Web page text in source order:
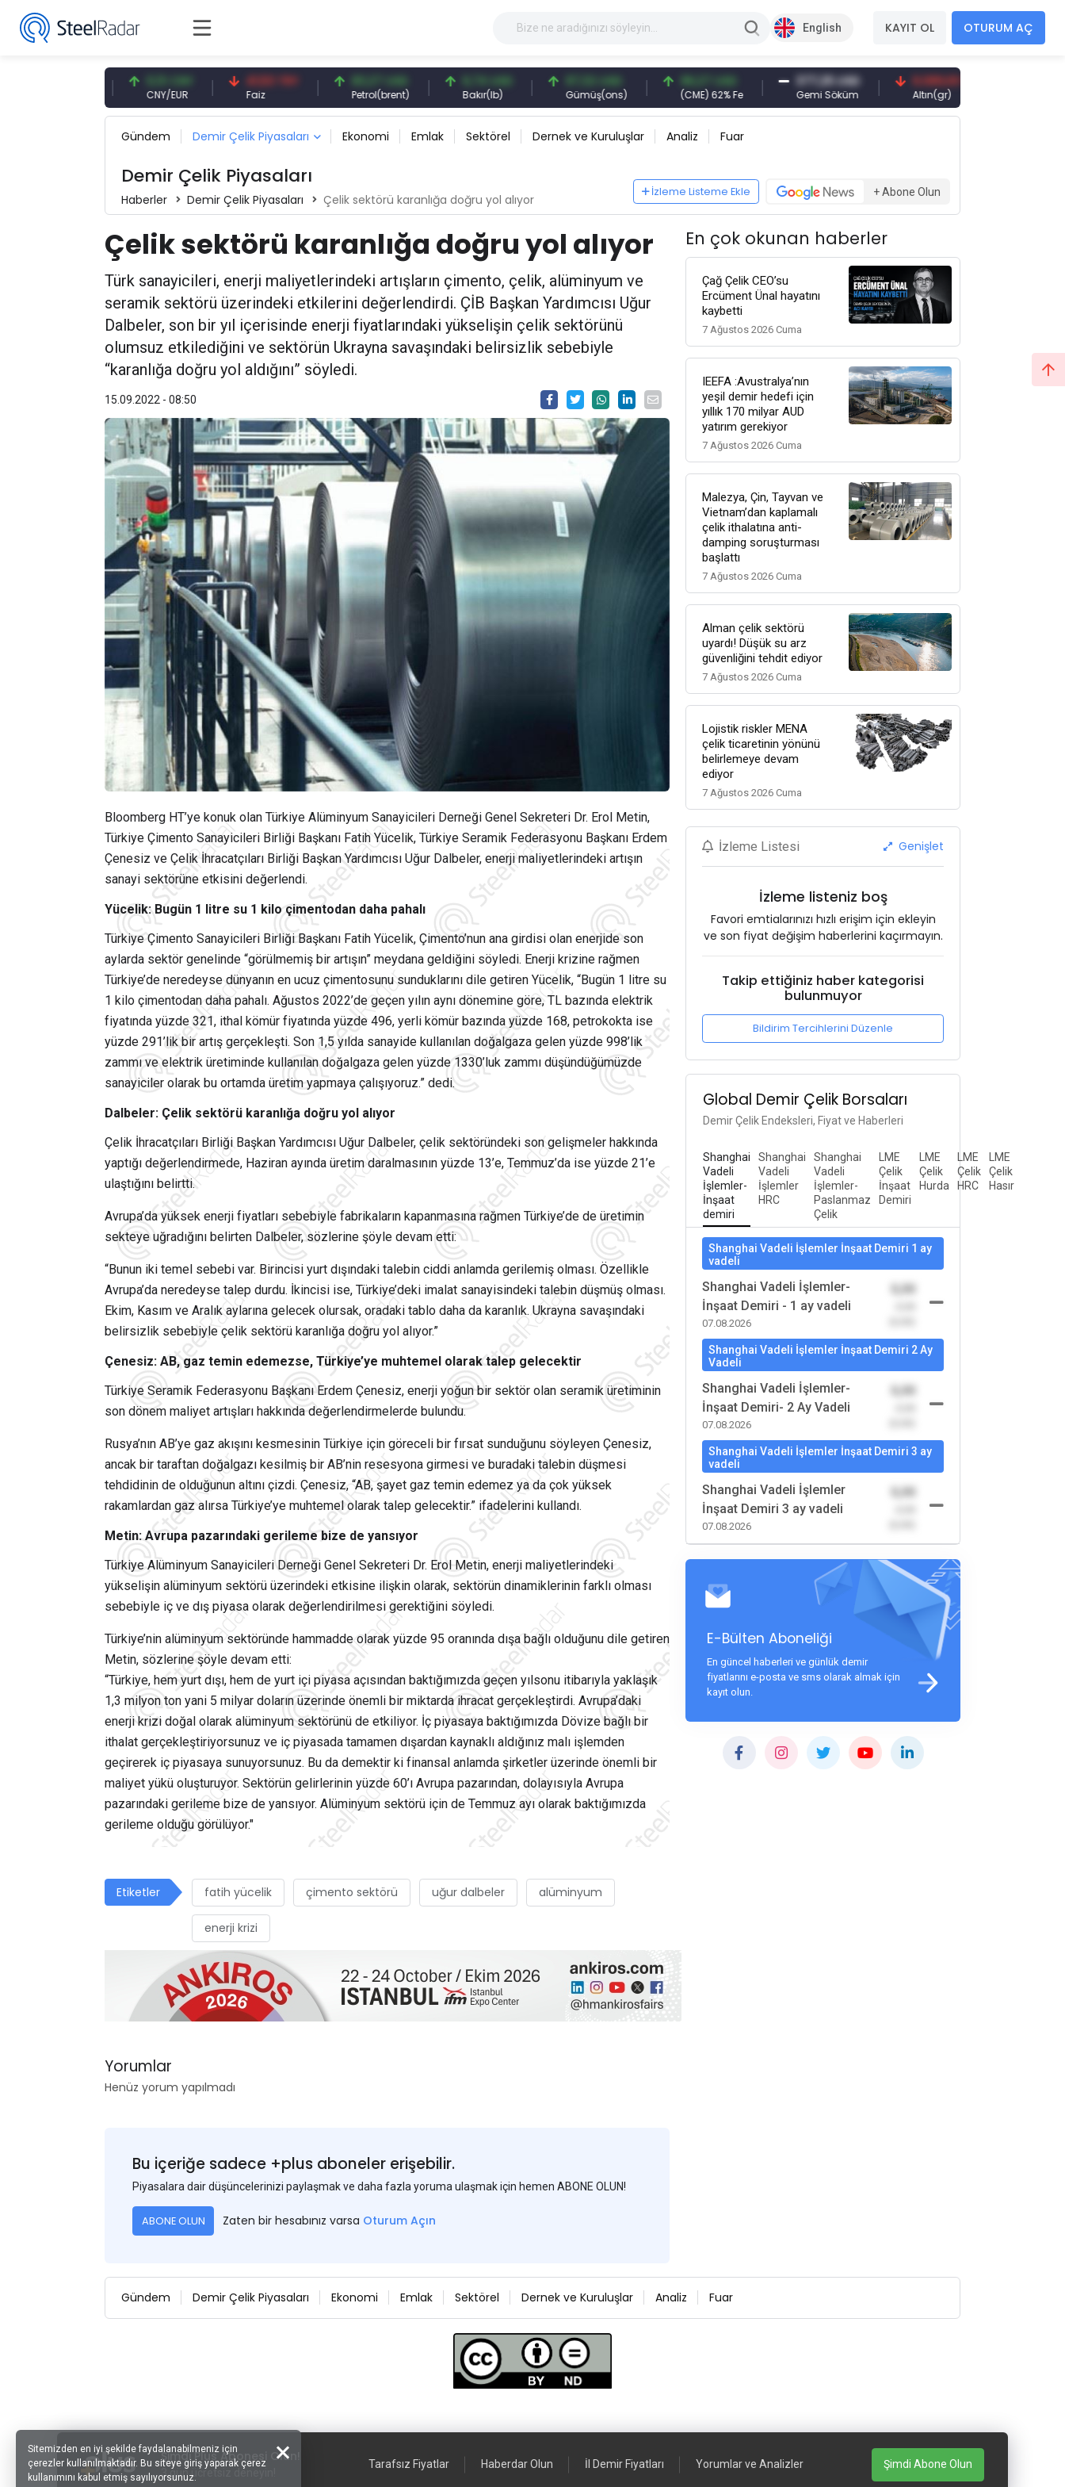
English KAYIT OL OTURUM AÇ
0,13 CNY
CNY/EUR
41,53 TRY
Faiz
83,27 USD
Petrol(brent)
6,74 USD
Bakır(lb)
97,32 USD
Gümüş(ons)
96,27 USD
(CME) 62% Fe
377,25 USD
Gemi Söküm
6.089,00 TRY
Altın(gr)
Gündem Demir Çelik Piyasaları Ekonomi Emlak Sektörel Dernek ve Kuruluşlar Analiz Fuar
Demir Çelik Piyasaları
Haberler Demir Çelik Piyasaları Çelik sektörü karanlığa doğru yol alıyor
İzleme Listeme Ekle + Abone Olun
Çelik sektörü karanlığa doğru yol alıyor
Türk sanayicileri, enerji maliyetlerindeki artışların çimento, çelik, alüminyum ve
seramik sektörü üzerindeki etkilerini değerlendirdi. ÇİB Başkan Yardımcısı Uğur
Dalbeler, son bir yıl içerisinde enerji fiyatlarındaki yükselişin çelik sektörünü
olumsuz etkilediğini ve sektörün Ukrayna savaşındaki belirsizlik sebebiyle
“karanlığa doğru yol aldığını” söyledi.
15.09.2022 - 08:50
Bloomberg HT’ye konuk olan Türkiye Alüminyum Sanayicileri Derneği Genel Sekreteri Dr. Erol Metin,
Türkiye Çimento Sanayicileri Birliği Başkanı Fatih Yücelik, Türkiye Seramik Federasyonu Başkanı Erdem
Çenesiz ve Çelik İhracatçıları Birliği Başkan Yardımcısı Uğur Dalbeler, enerji maliyetlerindeki artışın
sanayi sektörüne etkisini değerlendi.
Yücelik: Bugün 1 litre su 1 kilo çimentodan daha pahalı
Türkiye Çimento Sanayicileri Birliği Başkanı Fatih Yücelik, Çimento’nun ana girdisi olan enerjide son
aylarda sektör genelinde “görülmemiş bir artışın” meydana geldiğini söyledi. Enerji krizine rağmen
Türkiye’de neredeyse dünyanın en ucuz çimentosunu sunduklarını dile getiren Yücelik, “Bugün 1 litre su
1 kilo çimentodan daha pahalı. Ağustos 2022’de geçen yılın aynı dönemine göre, TL bazında elektrik
fiyatında yüzde 321, ithal kömür fiyatında yüzde 496, yerli kömür bazında yüzde 168, petrokokta ise
yüzde 291’lik bir artış gerçekleşti. Son 1,5 yılda sanayide kullanılan doğalgaza gelen yüzde 998’lik
zammı ve elektrik üretiminde kullanılan doğalgaza gelen yüzde 1330’luk zammı düşündüğümüzde
sanayiciler olarak bu ortamda üretim yapmaya çalışıyoruz.” dedi.
Dalbeler: Çelik sektörü karanlığa doğru yol alıyor
Çelik İhracatçıları Birliği Başkan Yardımcısı Uğur Dalbeler, çelik sektöründeki son gelişmeler hakkında
yaptığı değerlendirmede, Haziran ayında üretim daralmasının yüzde 13’e, Temmuz’da ise yüzde 21’e
ulaştığını belirtti.
Avrupa’da yüksek enerji fiyatları sebebiyle fabrikaların kapanmasına rağmen Türkiye’de de üretimin
sekteye uğradığını belirten Dalbeler, sözlerine şöyle devam etti:
“Bunun iki temel sebebi var. Birincisi yurt dışındaki talebin ciddi anlamda gerilemiş olması. Özellikle
Avrupa’da neredeyse talep durdu. İkincisi ise, Türkiye’deki imalat sanayisindeki talebin düşmüş olması.
Ekim, Kasım ve Aralık aylarına gelecek olursak, oradaki tablo daha da karanlık. Ukrayna savaşındaki
belirsizlik sebebiyle çelik sektörü karanlığa doğru yol alıyor.”
Çenesiz: AB, gaz temin edemezse, Türkiye’ye muhtemel olarak talep gelecektir
Türkiye Seramik Federasyonu Başkanı Erdem Çenesiz, enerji yoğun bir sektör olan seramik üretiminin
son dönem maliyet artışları hakkında değerlendirmelerde bulundu.
Rusya’nın AB’ye gaz akışını kesmesinin Türkiye için göreceli bir fırsat sunduğunu söyleyen Çenesiz,
ancak bir taraftan doğalgazı kesilmiş bir AB’nin resesyona girmesi ve buradaki talebin düşmesi
tehdidinin de olduğunun altını çizdi. Çenesiz, “AB, şayet gaz temin edemez ya da çok yüksek
rakamlardan gaz alırsa Türkiye’ye muhtemel olarak talep gelecektir.” ifadelerini kullandı.
Metin: Avrupa pazarındaki gerileme bize de yansıyor
Türkiye Alüminyum Sanayicileri Derneği Genel Sekreteri Dr. Erol Metin, enerji maliyetlerindeki
yükselişin alüminyum sektörü üzerindeki etkisine ilişkin olarak, sektörün dinamiklerinin farklı olması
sebebiyle iç ve dış piyasa olarak değerlendirilmesi gerektiğini söyledi.
Türkiye’nin alüminyum sektöründe hammadde olarak yüzde 95 oranında dışa bağlı olduğunu dile getiren
Metin, sözlerine şöyle devam etti:
“Türkiye, hem yurt dışı, hem de yurt içi piyasa açısından baktığımızda geçen yılsonu itibarıyla yaklaşık
1,3 milyon ton yani 5 milyar doların üzerinde önemli bir miktarda ihracat gerçekleştirdi. Avrupa’daki
enerji krizi doğal olarak alüminyum sektörünü de etkiliyor. İç piyasaya baktığımızda Dövize bağlı bir
ithalat gerçekleştiriyorsunuz ve iç piyasada tamamen dışardan kaynaklı aldığınız malı işlemden
geçirerek iç piyasaya sunuyorsunuz. Bu da demektir ki finansal anlamda şirketler üzerinde önemli bir
maliyet yükü oluşturuyor. Sektörün gelirlerinin yüzde 60’ı Avrupa pazarından, dolayısıyla Avrupa
pazarındaki gerileme bize de yansıyor. Alüminyum sektörü için de Temmuz ayı olarak baktığımızda
gerileme olduğu görülüyor."
Etiketler fatih yücelik çimento sektörü uğur dalbeler alüminyum
enerji krizi
Yorumlar
Henüz yorum yapılmadı
Bu içeriğe sadece +plus aboneler erişebilir.
Piyasalara dair düşüncelerinizi paylaşmak ve daha fazla yoruma ulaşmak için hemen ABONE OLUN!
ABONE OLUN Zaten bir hesabınız varsa Oturum Açın
En çok okunan haberler
Çağ Çelik CEO’su
Ercüment Ünal hayatını
kaybetti
7 Ağustos 2026 Cuma
IEEFA :Avustralya’nın
yeşil demir hedefi için
yıllık 170 milyar AUD
yatırım gerekiyor
7 Ağustos 2026 Cuma
Malezya, Çin, Tayvan ve
Vietnam’dan kaplamalı
çelik ithalatına anti-
damping soruşturması
başlattı
7 Ağustos 2026 Cuma
Alman çelik sektörü
uyardı! Düşük su arz
güvenliğini tehdit ediyor
7 Ağustos 2026 Cuma
Lojistik riskler MENA
çelik ticaretinin yönünü
belirlemeye devam
ediyor
7 Ağustos 2026 Cuma
İzleme Listesi Genişlet
İzleme listeniz boş
Favori emtialarınızı hızlı erişim için ekleyin
ve son fiyat değişim haberlerini kaçırmayın.
Takip ettiğiniz haber kategorisi
bulunmuyor
Bildirim Tercihlerini Düzenle
Global Demir Çelik Borsaları
Demir Çelik Endeksleri, Fiyat ve Haberleri
Shanghai
Vadeli
İşlemler-
İnşaat
demiri
Shanghai
Vadeli
İşlemler
HRC
Shanghai
Vadeli
İşlemler-
Paslanmaz
Çelik
LME
Çelik
İnşaat
Demiri
LME
Çelik
Hurda
LME
Çelik
HRC
LME
Çelik
Hasır
Shanghai Vadeli İşlemler İnşaat Demiri 1 ay
vadeli
Shanghai Vadeli İşlemler-
İnşaat Demiri - 1 ay vadeli
07.08.2026
0,00
Shanghai Vadeli İşlemler İnşaat Demiri 2 Ay
Vadeli
Shanghai Vadeli İşlemler-
İnşaat Demiri- 2 Ay Vadeli
07.08.2026
0,00
Shanghai Vadeli İşlemler İnşaat Demiri 3 ay
vadeli
Shanghai Vadeli İşlemler
İnşaat Demiri 3 ay vadeli
07.08.2026
0,00
E-Bülten Aboneliği
En güncel haberleri ve günlük demir
fiyatlarını e-posta ve sms olarak almak için
kayıt olun.
Gündem Demir Çelik Piyasaları Ekonomi Emlak Sektörel Dernek ve Kuruluşlar Analiz Fuar
Şimdi Plus Abonesi Olun!
3 gün ücretsiz deneyin!
Tarafsız Fiyatlar Haberdar Olun İl Demir Fiyatları Yorumlar ve Analizler Şimdi Abone Olun
Sitemizden en iyi şekilde faydalanabilmeniz için
çerezler kullanılmaktadır. Bu siteye giriş yaparak çerez
kullanımını kabul etmiş sayılıyorsunuz.